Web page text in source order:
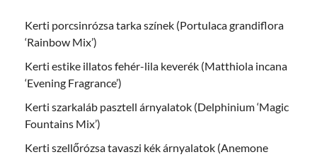
Kerti porcsinrózsa tarka színek (Portulaca grandiflora
‘Rainbow Mix’)
Kerti estike illatos fehér-lila keverék (Matthiola incana
‘Evening Fragrance’)
Kerti szarkaláb pasztell árnyalatok (Delphinium ‘Magic
Fountains Mix’)
Kerti szellőrózsa tavaszi kék árnyalatok (Anemone